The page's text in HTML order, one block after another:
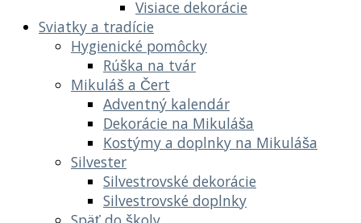
Visiace dekorácie
Sviatky a tradície
Hygienické pomôcky
Rúška na tvár
Mikuláš a Čert
Adventný kalendár
Dekorácie na Mikuláša
Kostýmy a doplnky na Mikuláša
Silvester
Silvestrovské dekorácie
Silvestrovské doplnky